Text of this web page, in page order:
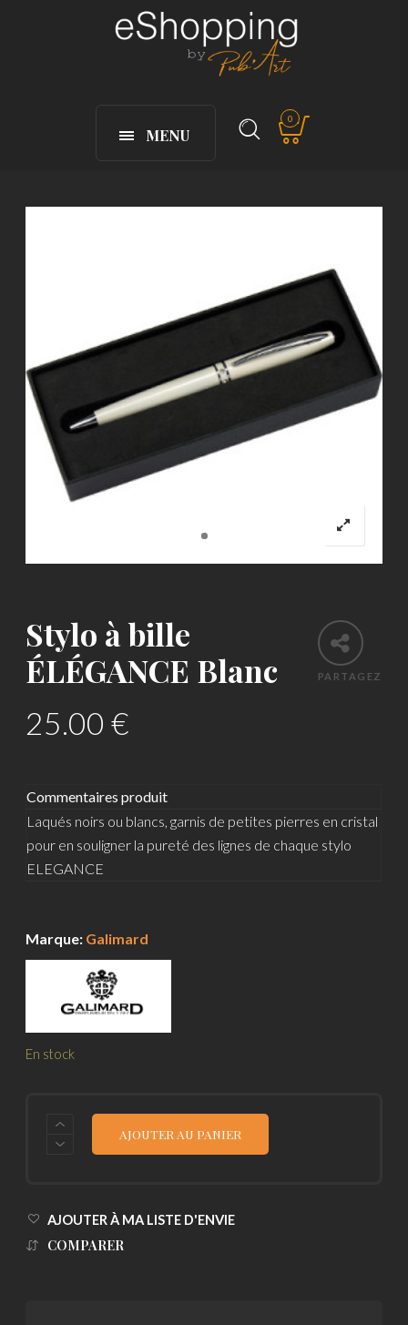
MENU
0
PARTAGEZ
Stylo à bille
ÉLÉGANCE Blanc
25.00€
Commentaires produit
Laqués noirs ou blancs, garnis de petites pierres en cristal
pour en souligner la pureté des lignes de chaque stylo
ELEGANCE
Marque: Galimard
En stock
QUANTITÉ
BLANC
AJOUTER AU PANIER
AJOUTER À MA LISTE D'ENVIE
COMPARER